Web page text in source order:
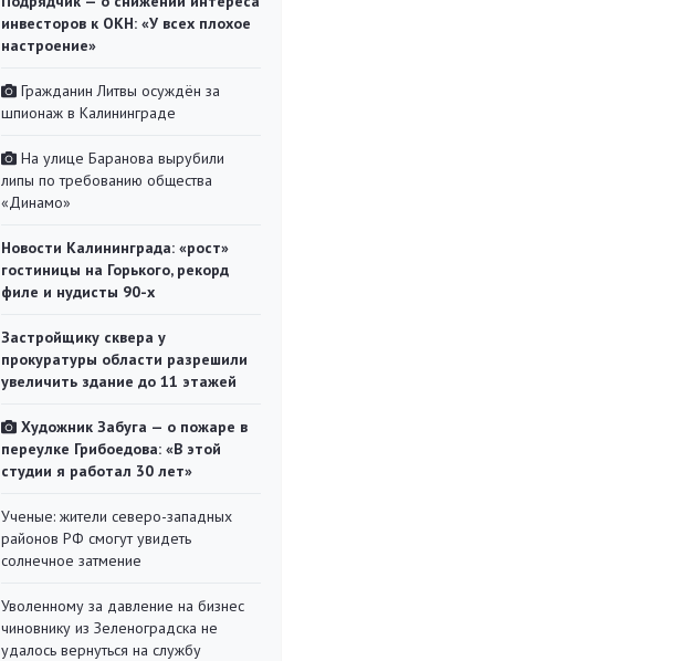
инвесторов к ОКН: «У всех плохое
настроение»
Гражданин Литвы осуждён за
шпионаж в Калининграде
На улице Баранова вырубили
липы по требованию общества
«Динамо»
Новости Калининграда: «рост»
гостиницы на Горького, рекорд
филе и нудисты 90-х
Застройщику сквера у
прокуратуры области разрешили
увеличить здание до 11 этажей
Художник Забуга — о пожаре в
переулке Грибоедова: «В этой
студии я работал 30 лет»
Ученые: жители северо-западных
районов РФ смогут увидеть
солнечное затмение
Уволенному за давление на бизнес
чиновнику из Зеленоградска не
удалось вернуться на службу